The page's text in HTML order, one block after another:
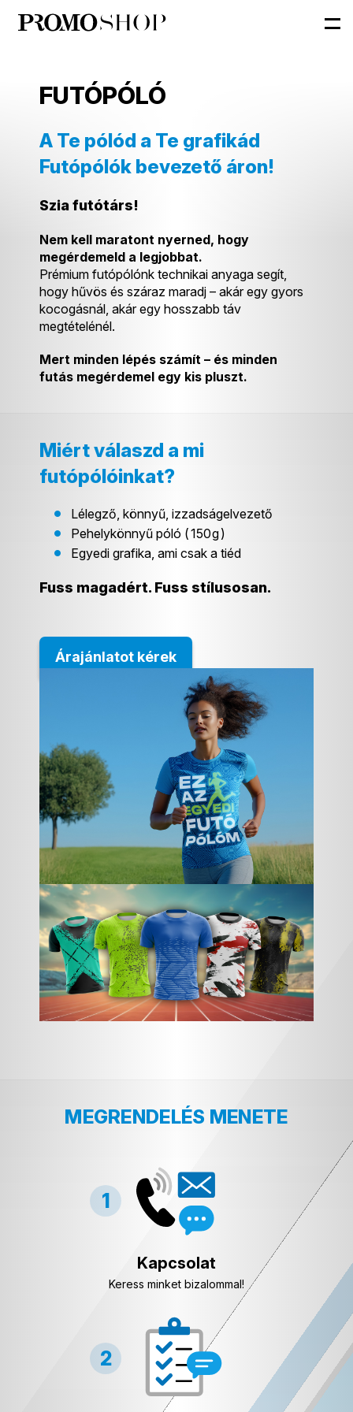
FUTÓPÓLÓ
A Te pólód a Te grafikád
Futópólók bevezető áron!
Szia futótárs!
Nem kell maratont nyerned, hogy
megérdemeld a legjobbat.
Prémium futópólónk technikai anyaga segít,
hogy hűvös és száraz maradj – akár egy gyors
kocogásnál, akár egy hosszabb táv
megtételénél.
Mert minden lépés számít – és minden
futás megérdemel egy kis pluszt.
Miért válaszd a mi
futópólóinkat?
Lélegző, könnyű, izzadságelvezető
Pehelykönnyű póló (150g)
Egyedi grafika, ami csak a tiéd
Fuss magadért. Fuss stílusosan.
Árajánlatot kérek
MEGRENDELÉS MENETE
Kapcsolat
Keress minket bizalommal!